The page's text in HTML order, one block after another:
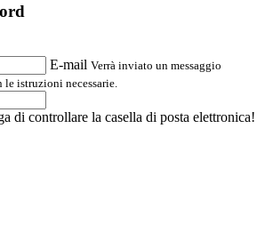
E-mail Verrà inviato un messaggio
istruzioni necessarie.
di controllare la casella di posta elettronica!